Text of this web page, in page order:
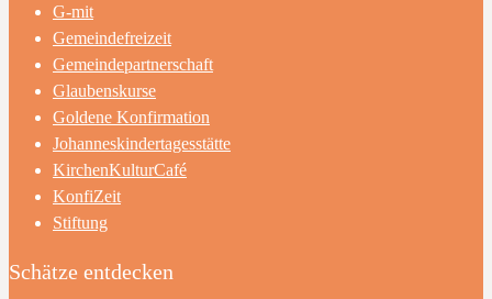
G-mit
Gemeindefreizeit
Gemeindepartnerschaft
Glaubenskurse
Goldene Konfirmation
Johanneskindertagesstätte
KirchenKulturCafé
KonfiZeit
Stiftung
Schätze entdecken